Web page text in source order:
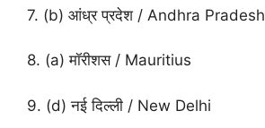
7. (b) आंध्र प्रदेश / Andhra Pradesh
8. (a) मॉरीशस / Mauritius
9. (d) नई दिल्ली / New Delhi